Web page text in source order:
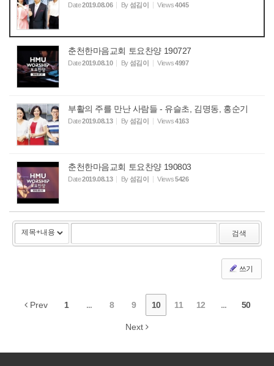
Date2019.08.06 By섬김이 Views4045
춘천한마음교회 토요찬양 190727
Date2019.08.10 By섬김이 Views4997
부활의 주를 만난 사람들 - 유슬초, 김명동, 홍순기
Date2019.08.13 By섬김이 Views4163
춘천한마음교회 토요찬양 190803
Date2019.08.13 By섬김이 Views5426
검색
쓰기
Prev 1 ... 8 9 10 11 12 ... 50
Next